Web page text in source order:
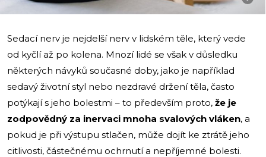
Sedací nerv je nejdelší nerv v lidském těle, který vede
od kyčlí až po kolena. Mnozí lidé se však v důsledku
některých návyků současné doby, jako je například
sedavý životní styl nebo nezdravé držení těla, často
potýkají s jeho bolestmi – to především proto, že je
zodpovědný za inervaci mnoha svalových vláken, a
pokud je při výstupu stlačen, může dojít ke ztrátě jeho
citlivosti, částečnému ochrnutí a nepříjemné bolesti.